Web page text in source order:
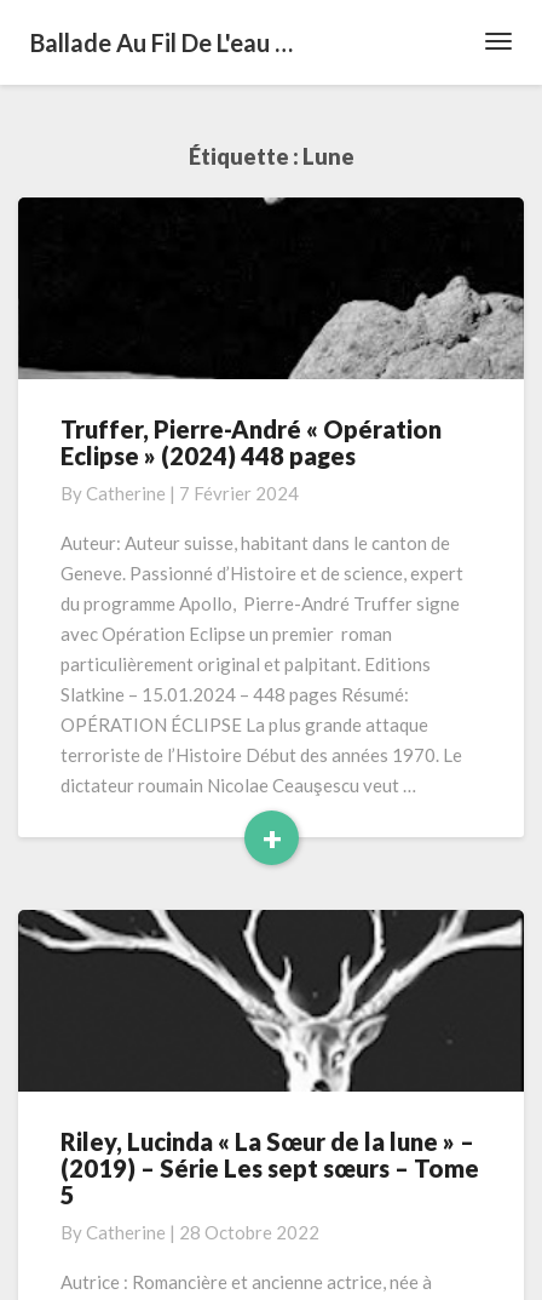
Ballade Au Fil De L'eau …
Étiquette : Lune
Truffer,
Pierre-
« Opération
Eclipse »
448
pages
Truffer, Pierre-André « Opération
Eclipse » (2024) 448 pages
By Catherine | 7 Février 2024
Auteur: Auteur suisse, habitant dans le canton de
Geneve. Passionné d’Histoire et de science, expert
du programme Apollo, Pierre-André Truffer signe
avec Opération Eclipse un premier roman
particulièrement original et palpitant. Editions
Slatkine – 15.01.2024 – 448 pages Résumé:
OPÉRATION ÉCLIPSE La plus grande attaque
terroriste de l’Histoire Début des années 1970. Le
dictateur roumain Nicolae Ceauşescu veut …
+
Read
Riley,
Lucinda
«
Sœur
de
Riley, Lucinda « La Sœur de la lune » –
(2019) – Série Les sept sœurs – Tome
5
By Catherine | 28 Octobre 2022
Autrice : Romancière et ancienne actrice, née à